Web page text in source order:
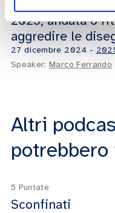
2025, andata o
aggredire le
27 dicembre 2024 -
Speaker:Marco Ferrando
Altri
5 Puntate
Sconfinati